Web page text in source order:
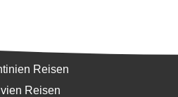
Reisen
Reisen